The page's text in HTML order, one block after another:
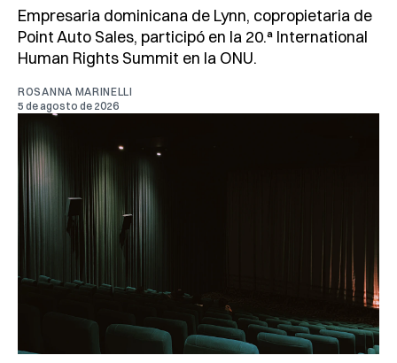
Empresaria dominicana de Lynn, copropietaria de
Point Auto Sales, participó en la 20.ª International
Human Rights Summit en la ONU.
ROSANNA MARINELLI
5 de agosto de 2026